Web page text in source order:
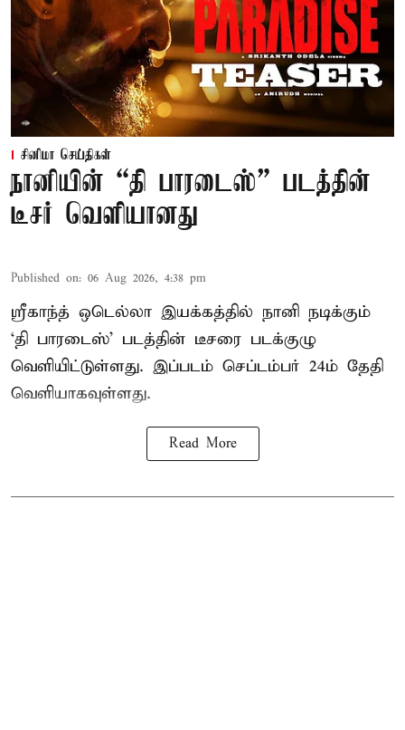
சினிமா செய்திகள்
நானியின் “தி பாரடைஸ்” படத்தின்
டீசர் வெளியானது
Published on: 06 Aug 2026, 4:38 pm
ஸ்ரீகாந்த் ஒடெல்லா இயக்கத்தில் நானி நடிக்கும்
‘தி பாரடைஸ்’ படத்தின் டீசரை படக்குழு
வெளியிட்டுள்ளது. இப்படம் செப்டம்பர் 24ம் தேதி
வெளியாகவுள்ளது.
Read More